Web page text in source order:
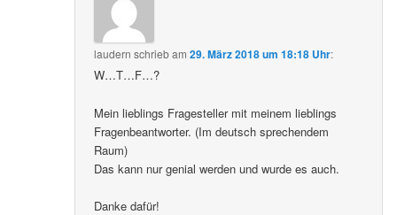
laudern schriebam29. März 2018 um 18:18 Uhr:
W…T…F…?
Mein lieblings Fragesteller mit meinem lieblings
Fragenbeantworter. (Im deutsch sprechendem
Raum)
Das kann nur genial werden und wurde es auch.
Danke dafür!